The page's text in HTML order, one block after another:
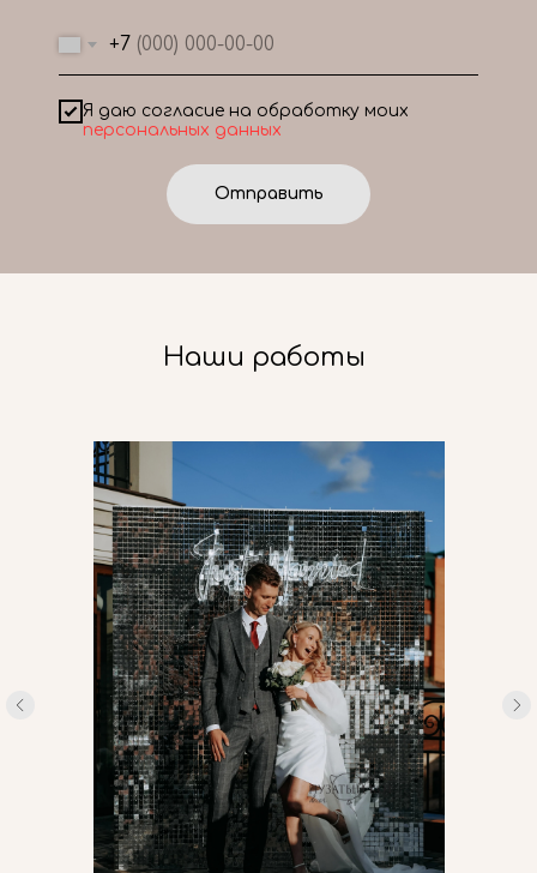
+7
Я даю согласие на обработку моих
персональных данных
Отправить
Наши работы